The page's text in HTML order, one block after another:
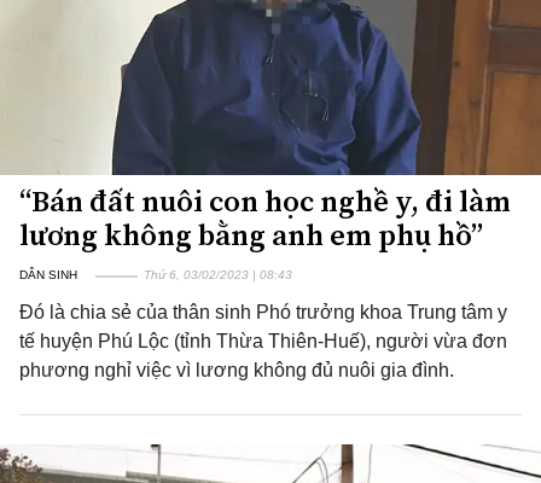
“Bán đất nuôi con học nghề y, đi làm
lương không bằng anh em phụ hồ”
DÂN SINH Thứ 6, 03/02/2023 | 08:43
Đó là chia sẻ của thân sinh Phó trưởng khoa Trung tâm y
tế huyện Phú Lộc (tỉnh Thừa Thiên-Huế), người vừa đơn
phương nghỉ việc vì lương không đủ nuôi gia đình.